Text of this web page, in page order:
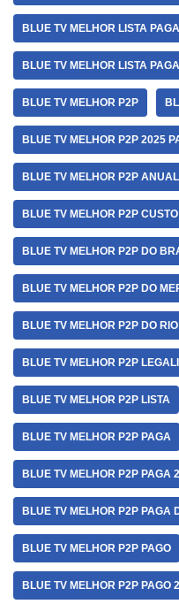
BLUE TV MELHOR LISTA
BLUE TV MELHOR LISTA
BLUE TV MELHOR P2P
BLUE TV MELHOR P2P 2025
BLUE TV MELHOR P2P ANUAL
BLUE TV MELHOR P2P
BLUE TV MELHOR P2P DO
BLUE TV MELHOR P2P DO
BLUE TV MELHOR P2P DO
BLUE TV MELHOR P2P
BLUE TV MELHOR P2P LISTA
BLUE TV MELHOR P2P PAGA
BLUE TV MELHOR P2P PAGA
BLUE TV MELHOR P2P PAGA
BLUE TV MELHOR P2P PAGO
BLUE TV MELHOR P2P PAGO